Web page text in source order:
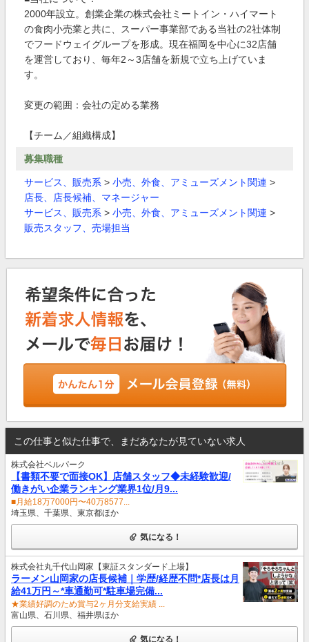
2000年設立。創業企業の株式会社ミートイン・ハイマート
の食肉小売業と共に、スーパー事業部である当社の2社体制
でフードウェイグループを形成。現在福岡を中心に32店舗
を運営しており、毎年2～3店舗を新規で立ち上げていま
す。
変更の範囲：会社の定める業務
【チーム／組織構成】
募集職種
サービス、販売系 > 小売、外食、アミューズメント関連 >
店長、店長候補、マネージャー
サービス、販売系 > 小売、外食、アミューズメント関連 >
販売スタッフ、売場担当
この仕事と似た仕事で、まだあなたが見ていない求人
株式会社ベルパーク
【書類不要で面接OK】店舗スタッフ◆未経験歓迎/
働きがい企業ランキング業界1位/月9...
■月給18万7000円〜40万8577...
埼玉県、千葉県、東京都ほか
気になる！
株式会社丸千代山岡家【東証スタンダード上場】
ラーメン山岡家の店長候補｜学歴/経歴不問*店長は月
給41万円～*車通勤可*駐車場完備...
★業績好調のため賞与2ヶ月分支給実績 ...
富山県、石川県、福井県ほか
気になる！